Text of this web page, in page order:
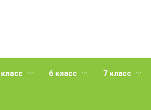
6 класс 7 класс